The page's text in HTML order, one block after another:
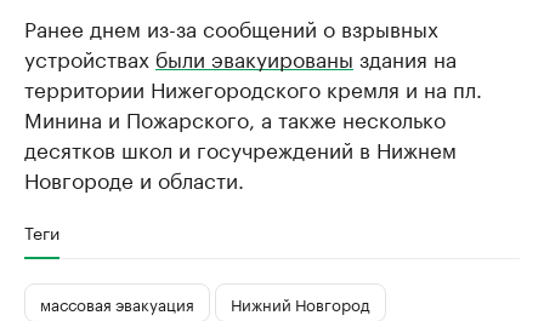
Ранее днем из-за сообщений о взрывных
устройствах были эвакуированы здания на
территории Нижегородского кремля и на пл.
Минина и Пожарского, а также несколько
десятков школ и госучреждений в Нижнем
Новгороде и области.
Теги
массовая эвакуация
Нижний Новгород